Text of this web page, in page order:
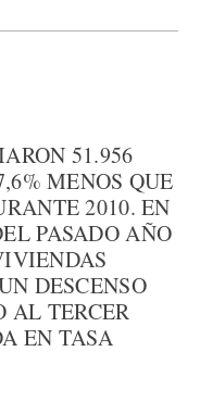
51.956
MENOS QUE
2010. EN
PASADO AÑO
DESCENSO
AL TERCER
EN TASA